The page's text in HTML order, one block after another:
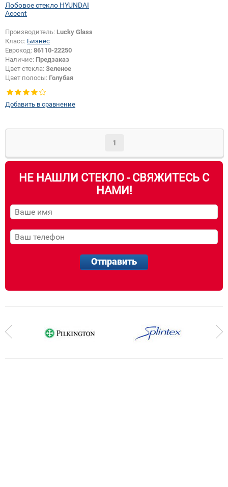
Лобовое стекло HYUNDAI
Accent
Производитель: Lucky Glass
Класс: Бизнес
Еврокод: 86110-22250
Наличие: Предзаказ
Цвет стекла: Зеленое
Цвет полосы: Голубая
крепления зеркала:
Добавить в сравнение
1
НЕ НАШЛИ СТЕКЛО - СВЯЖИТЕСЬ С
НАМИ!
Отправить